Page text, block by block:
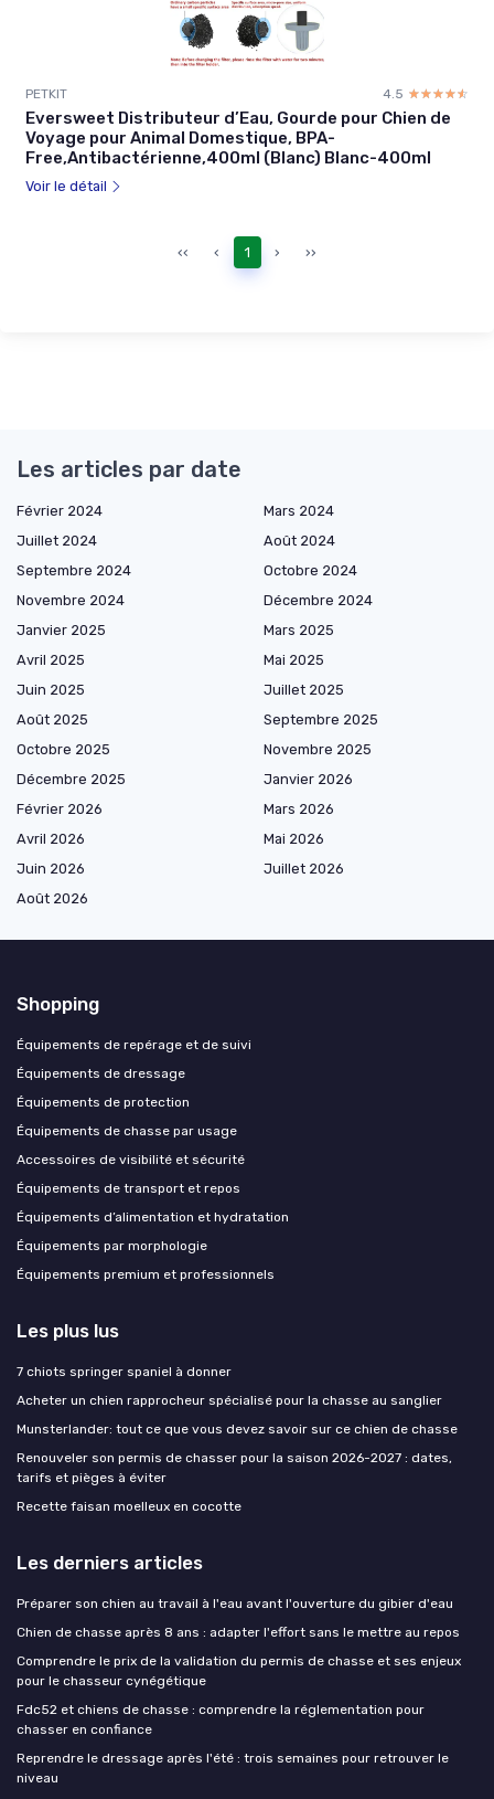
PETKIT 4.5 ☆☆☆☆☆
★★★★★
Eversweet Distributeur d’Eau, Gourde pour Chien de
Voyage pour Animal Domestique, BPA-
Free,Antibactérienne,400ml (Blanc) Blanc-400ml
Voir le détail
‹‹ ‹ 1 › ››
Les articles par date
Février 2024
Mars 2024
Juillet 2024
Août 2024
Septembre 2024
Octobre 2024
Novembre 2024
Décembre 2024
Janvier 2025
Mars 2025
Avril 2025
Mai 2025
Juin 2025
Juillet 2025
Août 2025
Septembre 2025
Octobre 2025
Novembre 2025
Décembre 2025
Janvier 2026
Février 2026
Mars 2026
Avril 2026
Mai 2026
Juin 2026
Juillet 2026
Août 2026
Shopping
Équipements de repérage et de suivi
Équipements de dressage
Équipements de protection
Équipements de chasse par usage
Accessoires de visibilité et sécurité
Équipements de transport et repos
Équipements d’alimentation et hydratation
Équipements par morphologie
Équipements premium et professionnels
Les plus lus
7 chiots springer spaniel à donner
Acheter un chien rapprocheur spécialisé pour la chasse au sanglier
Munsterlander: tout ce que vous devez savoir sur ce chien de chasse
Renouveler son permis de chasser pour la saison 2026-2027 : dates,
tarifs et pièges à éviter
Recette faisan moelleux en cocotte
Les derniers articles
Préparer son chien au travail à l'eau avant l'ouverture du gibier d'eau
Chien de chasse après 8 ans : adapter l'effort sans le mettre au repos
Comprendre le prix de la validation du permis de chasse et ses enjeux
pour le chasseur cynégétique
Fdc52 et chiens de chasse : comprendre la réglementation pour
chasser en confiance
Reprendre le dressage après l'été : trois semaines pour retrouver le
niveau